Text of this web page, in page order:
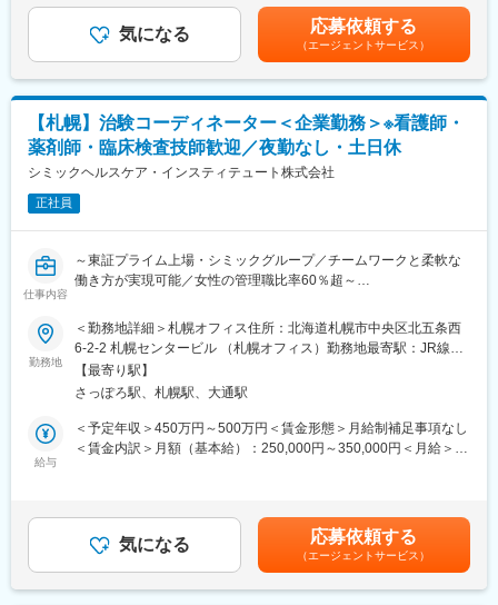
変更の範囲：会社の定める業務
奮闘する医師やスタッフなど携わる相手が多いです。現在治療法
がなく苦しんでいる患者さんに対して薬を届けられたり、最前線
で治療にあたる医師やスタッフのサポートを行え、治験が無事に
実しています。入社は原則偶数月と決まっており、同期入社者と
ともに2週間弱本社にて集合研修を行います。会社のことや業務を
遂行する上で必要な法令から実務まで座学中心でロープレを交え
業務を引継ぎながらOJT担当者とともに医療機関へ同行するな
ど、徐々に業務を身に着けていきます。確認テストやチェックシ
てるようになります。なお、その後も定期的に中途入社者に対し
てフォローを行う体制が整っています。
・チームワーク：通常は1人で業務にあたることが多いですが、困
ったときや先輩や上司がサポートしてくれるため、安心して進め
られます。また、家族の急な体調不良や突発休の場合にも周囲が
代理対応をしてくれる風土があり、チームワークが強みです。
した。管理職における女性比率も63.6%と、ライフイベントの多
い女性も活躍しやすい環境です。正社員の場合、転勤可能性はあ
変更の範囲：会社の定める業務
気になる 応募依頼する
（エージェントサービス）
【札幌】治験コーディネーター＜企業勤務＞※看護師・
薬剤師・臨床検査技師歓迎／夜勤なし・土日休
シミックヘルスケア・インスティテュート株式会社
正社員
仕事内容
～東証プライム上場・シミックグループ／チームワークと柔軟な
働き方が実現可能／女性の管理職比率60％超～
や私たちのQOLを向上させるべく、新しい治療法を開発する必要
があります。今回はそのための治験を実施する際の患者さんおよ
び医療機関のサポートを担う治験コーディネーター（通称CRC）
を募集しています。
・治験被験者である患者さんへの内容説明補助、ケア／相談
・治験担当医師の補助
・検査／投薬スケジュール調整、治験データの管理 など
※職場は基本的に委託されている医療機関であるため、自宅からの
奮闘する医師やスタッフなど携わる相手が多いです。現在治療法
がなく苦しんでいる患者さんに対して薬を届けられたり、最前線
で治療にあたる医師やスタッフのサポートを行え、治験が無事に
勤務地
＜勤務地詳細＞札幌オフィス住所：北海道札幌市中央区北五条西
6-2-2 札幌センタービル （札幌オフィス）勤務地最寄駅：JR線／
札幌駅受動喫煙対策：屋内全面禁煙変更の範囲：会社の定める事
業所
【最寄り駅】
さっぽろ駅、札幌駅、大通駅
給与
＜予定年収＞450万円～500万円＜賃金形態＞月給制補足事項なし
＜賃金内訳＞月額（基本給）：250,000円～350,000円＜月給＞
賞与2回（昨年度実績：4.4ヶ月）賃金はあくまでも目安の金額で
あり、選考を通じて上下する可能性があります。月給(月額)は固定
気になる 応募依頼する
（エージェントサービス）